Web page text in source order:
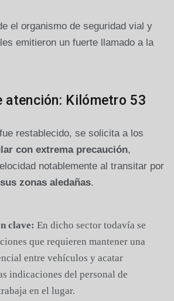
el organismo de seguridad vial y
emitieron un fuerte llamado a la
atención: Kilómetro 53
restablecido, se solicita a los
con extrema precaución,
notablemente al transitar por
zonas aledañas.
clave: En dicho sector todavía se
que requieren mantener una
entre vehículos y acatar
indicaciones del personal de
en el lugar.